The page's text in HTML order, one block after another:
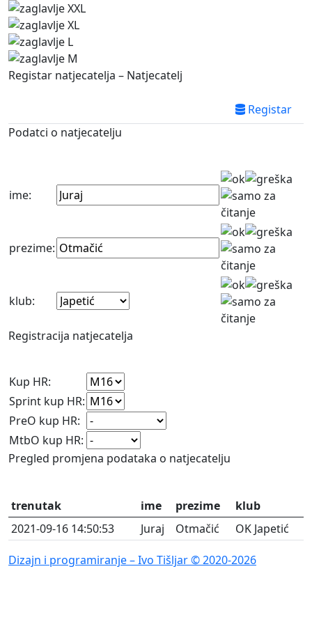
Registar natjecatelja – Natjecatelj
Registar
Podatci o natjecatelju
ime:
prezime:
klub:
Registracija natjecatelja
Kup HR:
Sprint kup HR:
PreO kup HR:
MtbO kup HR:
Pregled promjena podataka o natjecatelju
trenutak ime prezime
klub
2021-09-16 14:50:53
Juraj Otmačić OK Japetić
Dizajn i programiranje – Ivo Tišljar © 2020-2026